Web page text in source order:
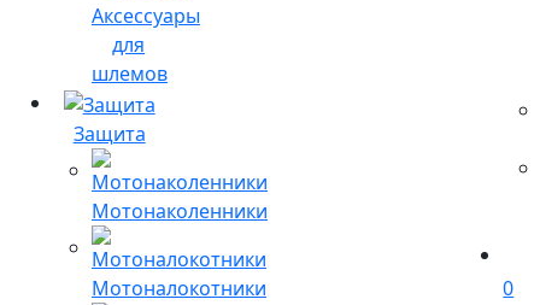
Аксессуары
для
шлемов
Защита
Мотонаколенники
Мотоналокотники 0